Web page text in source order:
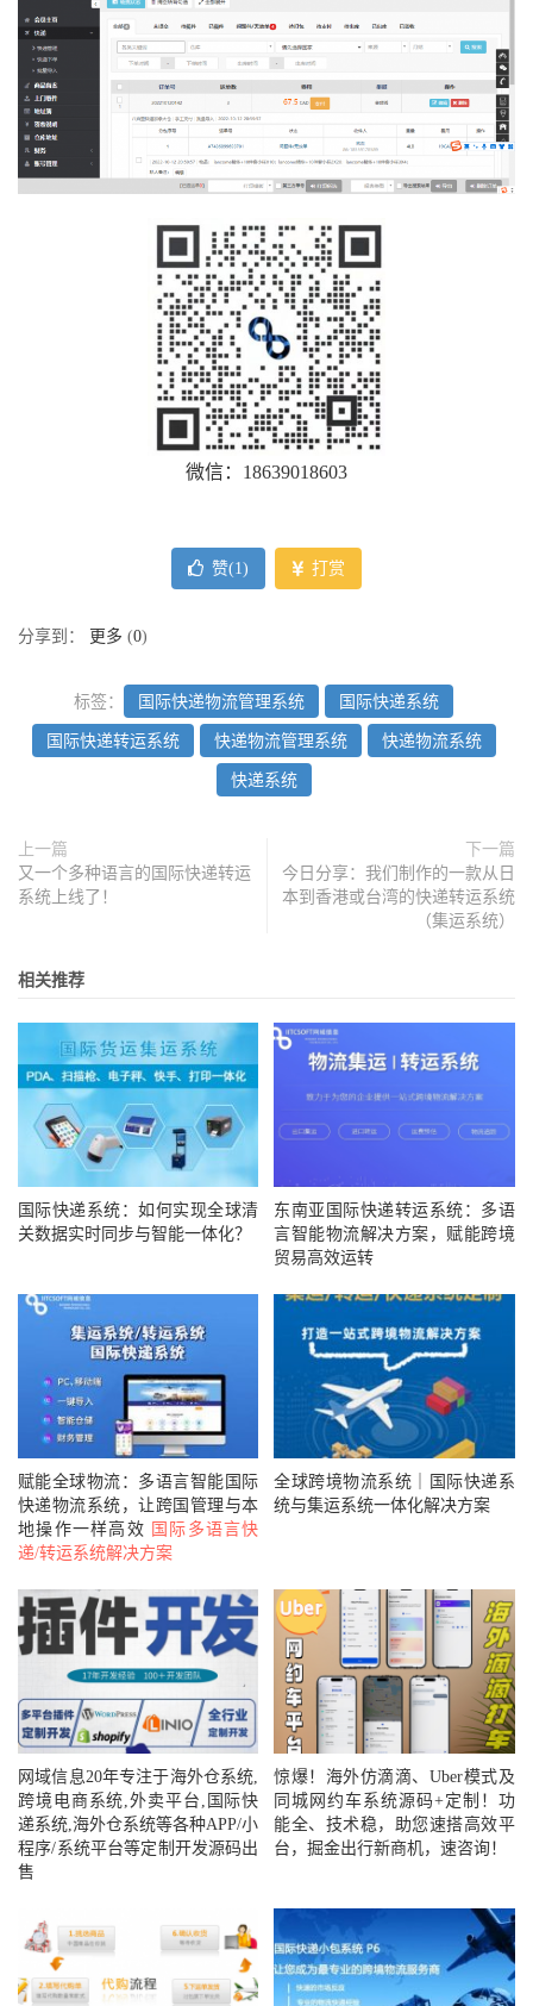
微信：18639018603
赞(1) 打赏
分享到： 更多 (0)
标签： 国际快递物流管理系统 国际快递系统
国际快递转运系统 快递物流管理系统 快递物流系统
快递系统
上一篇
又一个多种语言的国际快递转运
系统上线了！
下一篇
今日分享：我们制作的一款从日
本到香港或台湾的快递转运系统
（集运系统）
相关推荐
国际快递系统：如何实现全球清
关数据实时同步与智能一体化？
东南亚国际快递转运系统：多语
言智能物流解决方案，赋能跨境
贸易高效运转
赋能全球物流：多语言智能国际
快递物流系统，让跨国管理与本
地操作一样高效 国际多语言快
递/转运系统解决方案
全球跨境物流系统｜国际快递系
统与集运系统一体化解决方案
网域信息20年专注于海外仓系统,
跨境电商系统,外卖平台,国际快
递系统,海外仓系统等各种APP/小
程序/系统平台等定制开发源码出
售
惊爆！海外仿滴滴、Uber模式及
同城网约车系统源码+定制！功
能全、技术稳，助您速搭高效平
台，掘金出行新商机，速咨询！